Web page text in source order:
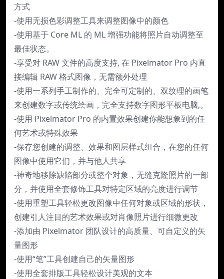
方式
-使用无损色彩调整工具来调整图像中的颜色
-使用基于 Core ML 的 ML 增强功能将照片自动调整至
最佳状态。
-享受对 RAW 文件的高度支持, 在 Pixelmator Pro 内直
接编辑 RAW 格式图像，无需额外处理
-使用一系列手工制作的、完全可定制的、双纹理的画笔
来创建数字或传统绘画，完全支持数字图形平板电脑,。
-使用 Pixelmator Pro 的内置效果创建你能想象到的任
何艺术或特殊效果
-保存您创建的调整、效果和图层样式组合，在您的任何
图像中使用它们，并与他人共享
-神奇地移除缺陷部分或整个对象，无缝克隆照片的一部
分，并使用全套修饰工具对特定区域的亮度进行调节
-使用重塑工具轻松更改图像中任何对象或区域的形状，
创建引人注目的艺术效果或对肖像照片进行细微更改
-添加由 Pixelmator 团队设计的高质量、可自定义的矢
量图形
-使用“笔”工具创建自己的矢量图形
-使用全套排版工具轻松设计美观的文本